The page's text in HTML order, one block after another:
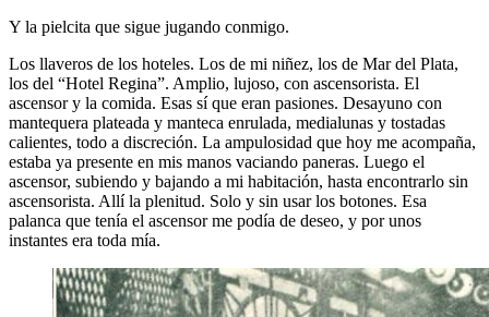
Y la pielcita que sigue jugando conmigo.
Los llaveros de los hoteles. Los de mi niñez, los de Mar del Plata,
los del “Hotel Regina”. Amplio, lujoso, con ascensorista. El
ascensor y la comida. Esas sí que eran pasiones. Desayuno con
mantequera plateada y manteca enrulada, medialunas y tostadas
calientes, todo a discreción. La ampulosidad que hoy me acompaña,
estaba ya presente en mis manos vaciando paneras. Luego el
ascensor, subiendo y bajando a mi habitación, hasta encontrarlo sin
ascensorista. Allí la plenitud. Solo y sin usar los botones. Esa
palanca que tenía el ascensor me podía de deseo, y por unos
instantes era toda mía.